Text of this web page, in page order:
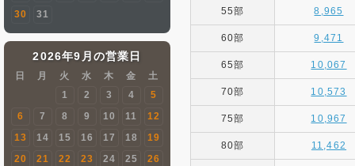
30
31
2026年9月の営業日
日 月 火 水 木 金
土
1
2 3 4
5
6
7 8 9 10 11
12
13
14 15 16 17 18
19
20
21 22 23 24 25
26
55部 8,965
60部 9,471
65部 10,067
70部 10,573
75部 10,967
80部 11,462